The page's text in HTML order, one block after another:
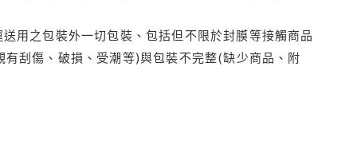
用之包裝外一切包裝、包括但不限於封膜等接觸商品
刮傷、破損、受潮等)與包裝不完整(缺少商品、附